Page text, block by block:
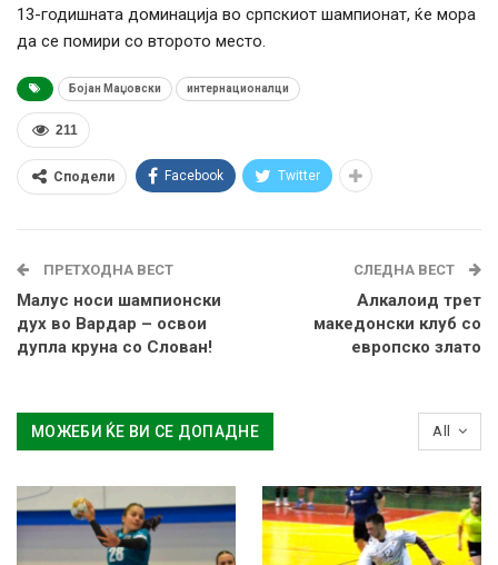
13-годишната доминација во српскиот шампионат, ќе мора
да се помири со второто место.
Бојан Маџовски интернационалци
211
Сподели Facebook Twitter
ПРЕТХОДНА ВЕСТ
Малус носи шампионски
дух во Вардар – освои
дупла круна со Слован!
СЛЕДНА ВЕСТ
Алкалоид трет
македонски клуб со
европско злато
All
МОЖЕБИ ЌЕ ВИ СЕ ДОПАДНЕ